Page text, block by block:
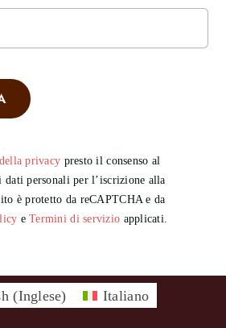
privacy presto il consenso al
dati personali per l’iscrizione alla
è protetto da reCAPTCHA e da
eTermini di servizio applicati.
(Inglese) Italiano